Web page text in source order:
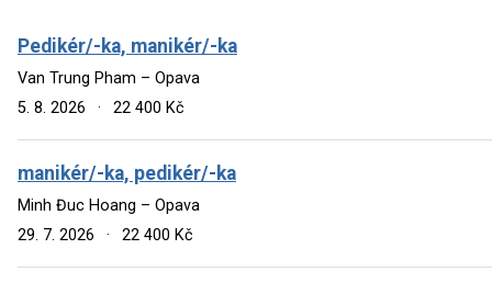
Pedikér/-ka, manikér/-ka
Van Trung Pham – Opava
5. 8. 2026
· 22 400 Kč
manikér/-ka, pedikér/-ka
Minh Đuc Hoang – Opava
29. 7. 2026
· 22 400 Kč